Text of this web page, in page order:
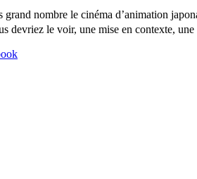
nombre le cinéma d’animation
le voir, une mise en contexte,